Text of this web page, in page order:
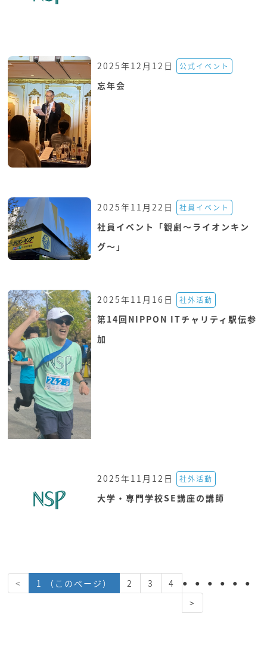
2025年12月12日 公式イベント
忘年会
2025年11月22日 社員イベント
社員イベント「観劇～ライオンキン
グ～」
2025年11月16日 社外活動
第14回NIPPON ITチャリティ駅伝参
加
2025年11月12日 社外活動
大学・専門学校SE講座の講師
< 1 （このページ） 2 3
4
>